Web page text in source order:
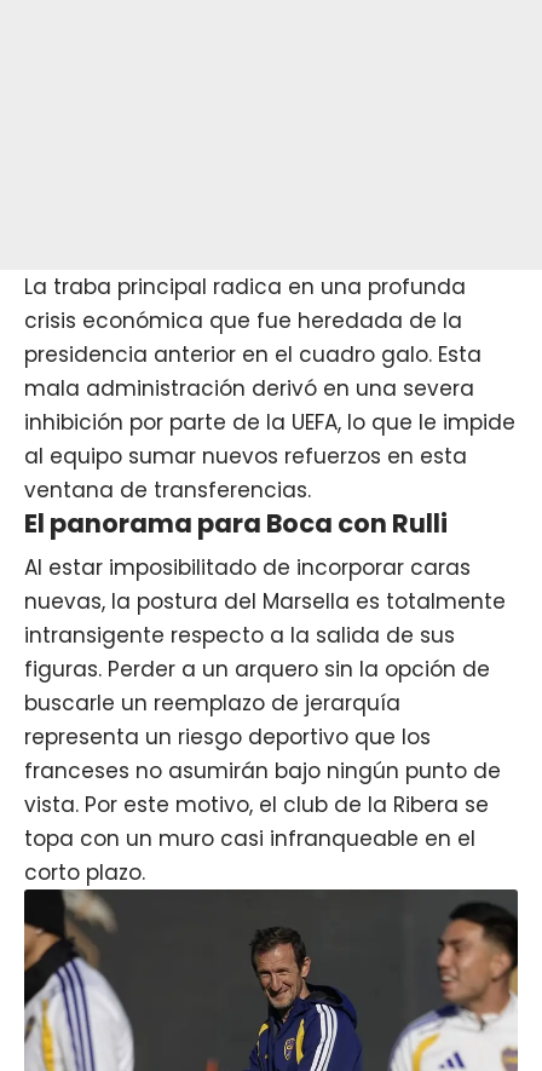
La traba principal radica en una profunda
crisis económica que fue heredada de la
presidencia anterior en el cuadro galo. Esta
mala administración derivó en una severa
inhibición por parte de la UEFA, lo que le impide
al equipo sumar nuevos refuerzos en esta
ventana de transferencias.
El panorama para Boca con Rulli
Al estar imposibilitado de incorporar caras
nuevas, la postura del Marsella es totalmente
intransigente respecto a la salida de sus
figuras. Perder a un arquero sin la opción de
buscarle un reemplazo de jerarquía
representa un riesgo deportivo que los
franceses no asumirán bajo ningún punto de
vista. Por este motivo, el club de la Ribera se
topa con un muro casi infranqueable en el
corto plazo.